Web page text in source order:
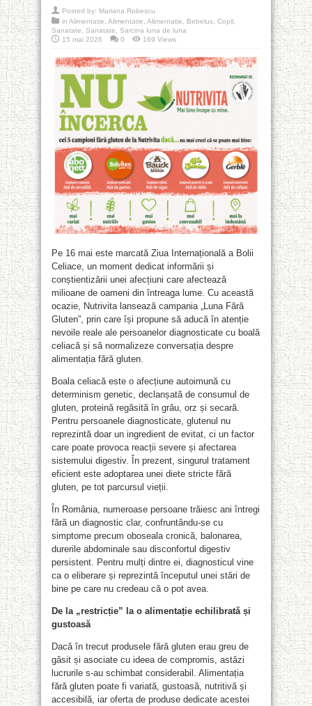
Posted by: Mariana Robescu
in Alimentatie Alimentatie Alimentatie Bebelus Copil
Sanatate
Sanatate
Sarcina luna de luna
15 mai 2026
0 169 Views
Pe 16 mai este marcată Ziua Internațională a Bolii
Celiace, un moment dedicat informării și
conștientizării unei afecțiuni care afectează
milioane de oameni din întreaga lume. Cu această
ocazie, Nutrivita lansează campania „Luna Fără
Gluten”, prin care își propune să aducă în atenție
nevoile reale ale persoanelor diagnosticate cu boală
celiacă și să normalizeze conversația despre
alimentația fără gluten.
Boala celiacă este o afecțiune autoimună cu
determinism genetic, declanșată de consumul de
gluten, proteină regăsită în grâu, orz și secară.
Pentru persoanele diagnosticate, glutenul nu
reprezintă doar un ingredient de evitat, ci un factor
care poate provoca reacții severe și afectarea
sistemului digestiv. În prezent, singurul tratament
eficient este adoptarea unei diete stricte fără
gluten, pe tot parcursul vieții.
În România, numeroase persoane trăiesc ani întregi
fără un diagnostic clar, confruntându-se cu
simptome precum oboseala cronică, balonarea,
durerile abdominale sau disconfortul digestiv
persistent. Pentru mulți dintre ei, diagnosticul vine
ca o eliberare și reprezintă începutul unei stări de
bine pe care nu credeau că o pot avea.
De la „restricție” la o alimentație echilibrată și
gustoasă
Dacă în trecut produsele fără gluten erau greu de
găsit și asociate cu ideea de compromis, astăzi
lucrurile s-au schimbat considerabil. Alimentația
fără gluten poate fi variată, gustoasă, nutritivă și
accesibilă, iar oferta de produse dedicate acestei